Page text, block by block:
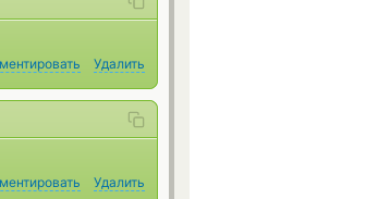
Удалить
Удалить